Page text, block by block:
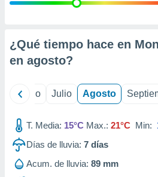
e
mediante
publicidad
de
¿Qué tiempo hace en
en agosto?
Junio Julio Agosto
T. Media: 15°C Max.: 21°C Min:
Días de lluvia: 7 días
Acum. de lluvia: 89 mm